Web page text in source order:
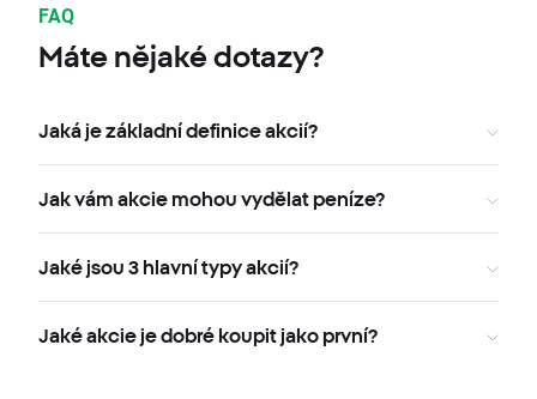
FAQ
Máte nějaké dotazy?
Jaká je základní definice akcií?
Jak vám akcie mohou vydělat peníze?
Jaké jsou 3 hlavní typy akcií?
Jaké akcie je dobré koupit jako první?